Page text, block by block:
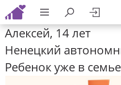
Алексей, 14 лет
Ненецкий
Ребенок уже в